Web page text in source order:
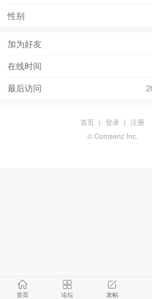
性别
加为好友
在线时间
最后访问
首页 论坛 发帖
首页 | 登录 | 注册
© Comsenz Inc.